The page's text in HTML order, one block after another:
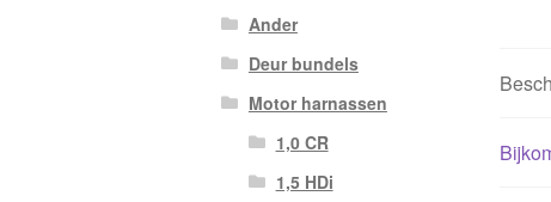
Ander
Deur bundels
Motor harnassen
1,0 CR
1,5 HDi